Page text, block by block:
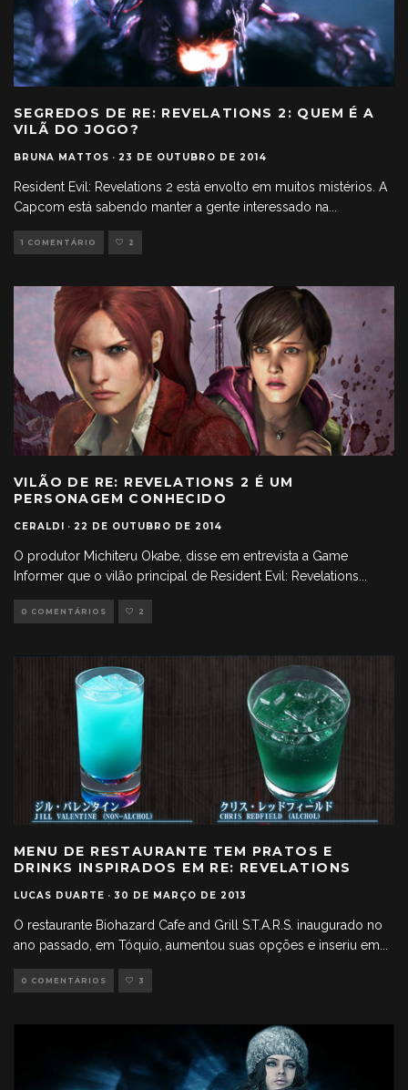
SEGREDOS DE RE: REVELATIONS 2: QUEM É A
VILÃ DO JOGO?
BRUNA MATTOS · 23 DE OUTUBRO DE 2014
Resident Evil: Revelations 2 está envolto em muitos mistérios. A
Capcom está sabendo manter a gente interessado na
1 COMENTÁRIO 2
VILÃO DE RE: REVELATIONS 2 É UM
PERSONAGEM CONHECIDO
CERALDI · 22 DE OUTUBRO DE 2014
O produtor Michiteru Okabe, disse em entrevista a Game
Informer que o vilão principal de Resident Evil: Revelations
0 COMENTÁRIOS 2
MENU DE RESTAURANTE TEM PRATOS E
DRINKS INSPIRADOS EM RE: REVELATIONS
LUCAS DUARTE · 30 DE MARÇO DE 2013
O restaurante Biohazard Cafe and Grill S.T.A.R.S. inaugurado no
ano passado, em Tóquio, aumentou suas opções e inseriu em...
0 COMENTÁRIOS 3